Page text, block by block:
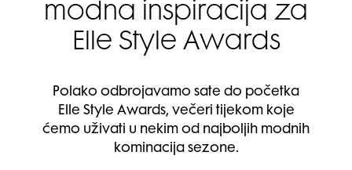
modna inspiracija za
Elle Style Awards
Polako odbrojavamo sate do početka
Elle Style Awards, večeri tijekom koje
ćemo uživati u nekim od najboljih modnih
kominacija sezone.